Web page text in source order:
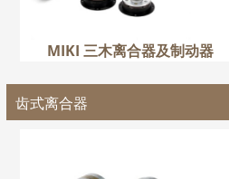
MIKI 三木离合器及制动器
齿式离合器